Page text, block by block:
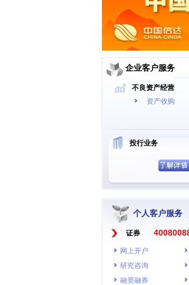
企业客户服务
不良资产经营
资产收购
投行业务
个人客户服务
证券
网上开户
研究咨询
融资融券